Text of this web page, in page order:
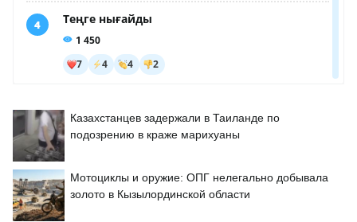
Казахстанцев задержали в Таиланде по
подозрению в краже марихуаны
Мотоциклы и оружие: ОПГ нелегально добывала
золото в Кызылординской области